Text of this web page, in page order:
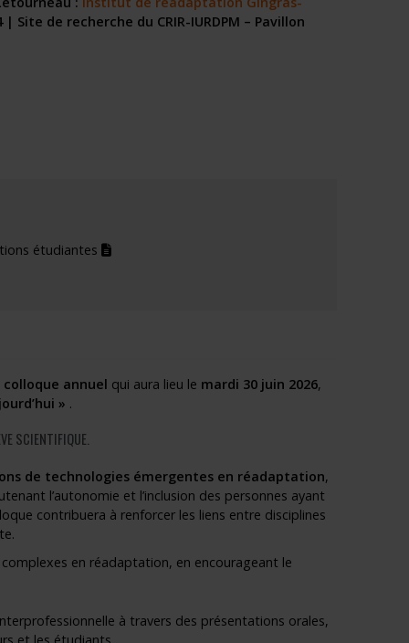
Site de recherche du CRIR-IURDPM – Pavillon
étudiantes
(pdf)
colloque annuel qui aura lieu le mardi 30 juin 2026,
» .
SCIENTIFIQUE.
de technologies émergentes en réadaptation,
l’autonomie et l’inclusion des personnes ayant
contribuera à renforcer les liens entre disciplines
en réadaptation, en encourageant le
à travers des présentations orales,
et les étudiants.